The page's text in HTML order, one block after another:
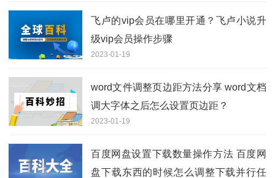
飞卢的vip会员在哪里开通？飞卢小说升
级vip会员操作步骤
2023-01-19
word文件调整页边距方法分享 word文档
调大字体之后怎么设置页边距？
2023-01-19
百度网盘设置下载数量操作方法 百度网
盘下载东西的时候怎么调整下载并行任